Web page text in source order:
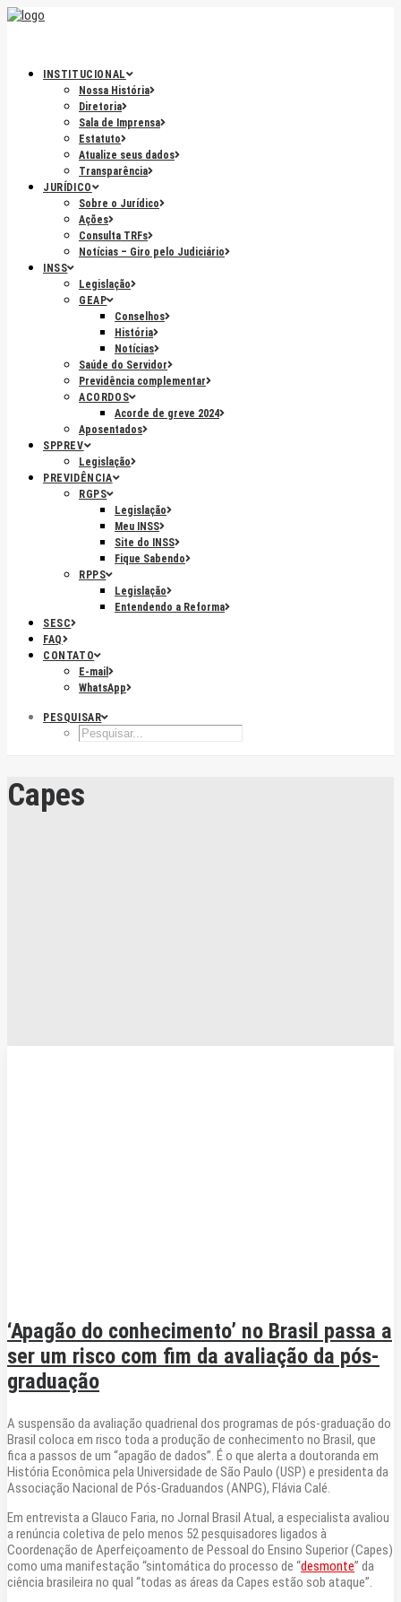
INSTITUCIONAL
Nossa História
Diretoria
Sala de Imprensa
Estatuto
Atualize seus dados
Transparência
JURÍDICO
Sobre o Jurídico
Ações
Consulta TRFs
Notícias – Giro pelo Judiciário
INSS
Legislação
GEAP
Conselhos
História
Notícias
Saúde do Servidor
Previdência complementar
ACORDOS
Acorde de greve 2024
Aposentados
SPPREV
Legislação
PREVIDÊNCIA
RGPS
Legislação
Meu INSS
Site do INSS
Fique Sabendo
RPPS
Legislação
Entendendo a Reforma
SESC
FAQ
CONTATO
E-mail
WhatsApp
PESQUISAR
Capes
‘Apagão do conhecimento’ no Brasil passa a
ser um risco com fim da avaliação da pós-
graduação
A suspensão da avaliação quadrienal dos programas de pós-graduação do
Brasil coloca em risco toda a produção de conhecimento no Brasil, que
fica a passos de um “apagão de dados”. É o que alerta a doutoranda em
História Econômica pela Universidade de São Paulo (USP) e presidenta da
Associação Nacional de Pós-Graduandos (ANPG), Flávia Calé.
Em entrevista a Glauco Faria, no Jornal Brasil Atual, a especialista avaliou
a renúncia coletiva de pelo menos 52 pesquisadores ligados à
Coordenação de Aperfeiçoamento de Pessoal do Ensino Superior (Capes)
como uma manifestação “sintomática do processo de “desmonte” da
ciência brasileira no qual “todas as áreas da Capes estão sob ataque”.